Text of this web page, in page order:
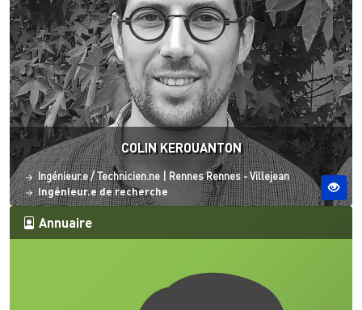
COLIN KEROUANTON
Statut
Ingénieur.e / Technicien.ne Site ESO
RennesRennes - Villejean
Ingénieur.e de recherche
Annuaire